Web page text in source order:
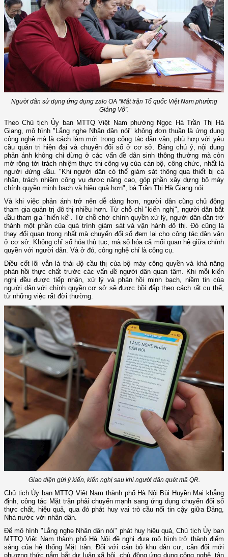
Người dân sử dụng ứng dụng zalo OA “Mặt trận Tổ quốc Việt Nam phường
Giảng Võ”.
Theo Chủ tịch Ủy ban MTTQ Việt Nam phường Ngọc Hà Trần Thị Hà
Giang, mô hình "Lắng nghe Nhân dân nói" không đơn thuần là ứng dụng
công nghệ mà là cách làm mới trong công tác dân vận, phù hợp với yêu
cầu quản trị hiện đại và chuyển đổi số ở cơ sở. Đáng chú ý, nội dung
phản ánh không chỉ dừng ở các vấn đề dân sinh thông thường mà còn
mở rộng tới trách nhiệm thực thi công vụ của cán bộ, công chức, nhất là
người đứng đầu. "Khi người dân có thể giám sát thông qua thiết bị cá
nhân, trách nhiệm công vụ được nâng cao, góp phần xây dựng bộ máy
chính quyền minh bạch và hiệu quả hơn", bà Trần Thị Hà Giang nói.
Và khi việc phản ánh trở nên dễ dàng hơn, người dân cũng chủ động
tham gia quản trị đô thị nhiều hơn. Từ chỗ chỉ "kiến nghị", người dân bắt
đầu tham gia "hiến kế". Từ chỗ chờ chính quyền xử lý, người dân dần trở
thành một phần của quá trình giám sát và vận hành đô thị. Đó cũng là
thay đổi quan trọng nhất mà chuyển đổi số đem lại cho công tác dân vận
ở cơ sở: Không chỉ số hóa thủ tục, mà số hóa cả mối quan hệ giữa chính
quyền với người dân. Và ở đó, công nghệ chỉ là công cụ.
Điều cốt lõi vẫn là thái độ cầu thị của bộ máy công quyền và khả năng
phản hồi thực chất trước các vấn đề người dân quan tâm. Khi mỗi kiến
nghị đều được tiếp nhận, xử lý và phản hồi minh bạch, niềm tin của
người dân với chính quyền cơ sở sẽ được bồi đắp theo cách rất cụ thể,
từ những việc rất đời thường.
Giao diện gửi ý kiến, kiến nghị sau khi người dân quét mã QR.
Chủ tịch Ủy ban MTTQ Việt Nam thành phố Hà Nội Bùi Huyền Mai khẳng
định, công tác Mặt trận phải chuyển mạnh sang ứng dụng chuyển đổi số
thực chất, hiệu quả, qua đó phát huy vai trò cầu nối tin cậy giữa Đảng,
Nhà nước với nhân dân.
Để mô hình "Lắng nghe Nhân dân nói" phát huy hiệu quả, Chủ tịch Ủy ban
MTTQ Việt Nam thành phố Hà Nội đề nghị đưa mô hình trở thành điểm
sáng của hệ thống Mặt trận. Đối với cán bộ khu dân cư, cần đổi mới
phương thức nắm bắt dư luận xã hội, chủ động ứng dụng công nghệ, tận